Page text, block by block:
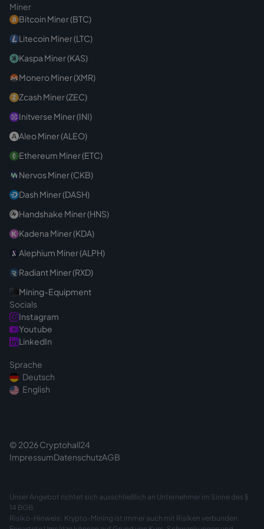
Miner
Bitcoin Miner (BTC)
Litecoin Miner (LTC)
Kaspa Miner (KAS)
Monero Miner (XMR)
Zcash Miner (ZEC)
Initverse Miner (INI)
Aleo Miner (ALEO)
Ethereum Miner (ETC)
Nervos Miner (CKB)
Dash Miner (DASH)
Handshake Miner (HNS)
Kadena Miner (KDA)
Alephium Miner (ALPH)
Radiant Miner (RXD)
Mining-Equipment
Socials
Instagram
Youtube
LinkedIn
Sprache
Deutsch
English
© 2026 Cryptohall24
ImpressumDatenschutzAGB
Unser Angebot richtet sich ausschließlich an Unternehmer im Sinne des §
14 BGB.
Risiko-Hinweis: Krypto-Mining ist immer auch mit Risiken verbunden.